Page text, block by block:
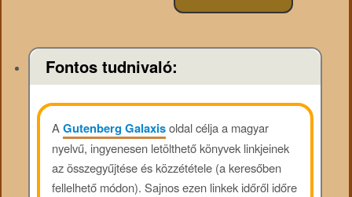
Fontos tudnivaló:
AGutenberg Galaxisoldal célja a magyar
nyelvű, ingyenesen letölthető könyvek linkjeinek
az összegyűjtése és közzététele (a keresőben
fellelhető módon). Sajnos ezen linkek időről időre